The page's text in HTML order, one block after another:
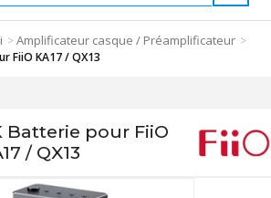
>Amplificateur casque / Préamplificateur >
FiiO KA17 / QX13
Batterie pour FiiO
/ QX13